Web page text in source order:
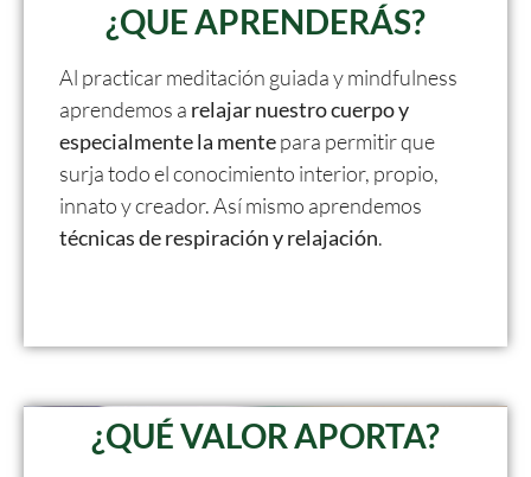
¿QUE APRENDERÁS?
Al practicar meditación guiada y mindfulness
aprendemos a relajar nuestro cuerpo y
especialmente la mentepara permitir que
surja todo el conocimiento interior, propio,
innato y creador. Así mismo aprendemos
técnicas de respiración y relajación.
¿QUÉ VALOR APORTA?